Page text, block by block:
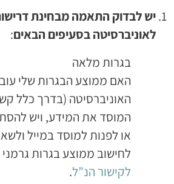
יש לבדוק התאמה מבחינת
לאוניברסיטה בסעיפים הבאים:
בגרות מלאה
האם ממוצע הבגרות שלי
האוניברסיטה (בדרך כלל
המוסד את המידע, ויש
או לפנות למוסד במייל
לחישוב ממוצע בגרות גרמני
לקישור הנ”ל.